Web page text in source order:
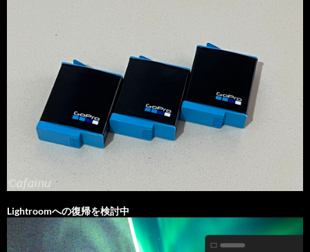
Lightroomへの復帰を検討中